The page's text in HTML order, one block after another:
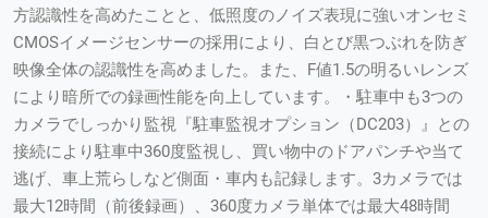
方認識性を高めたことと、低照度のノイズ表現に強いオンセミ
CMOSイメージセンサーの採用により、白とび黒つぶれを防ぎ
映像全体の認識性を高めました。また、F値1.5の明るいレンズ
により暗所での録画性能を向上しています。・駐車中も3つの
カメラでしっかり監視『駐車監視オプション（DC203）』との
接続により駐車中360度監視し、買い物中のドアパンチや当て
逃げ、車上荒らしなど側面・車内も記録します。3カメラでは
最大12時間（前後録画）、360度カメラ単体では最大48時間